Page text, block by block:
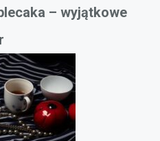
– wyjątkowe